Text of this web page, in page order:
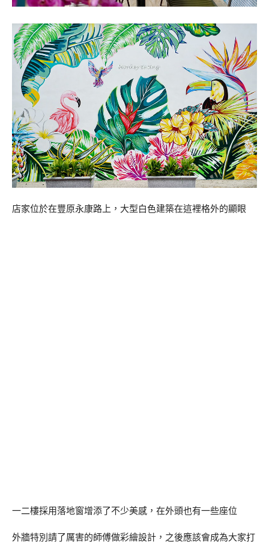
店家位於在豐原永康路上，大型白色建築在這裡格外的顯眼
一二樓採用落地窗增添了不少美感，在外頭也有一些座位
外牆特別請了厲害的師傅做彩繪設計，之後應該會成為大家打